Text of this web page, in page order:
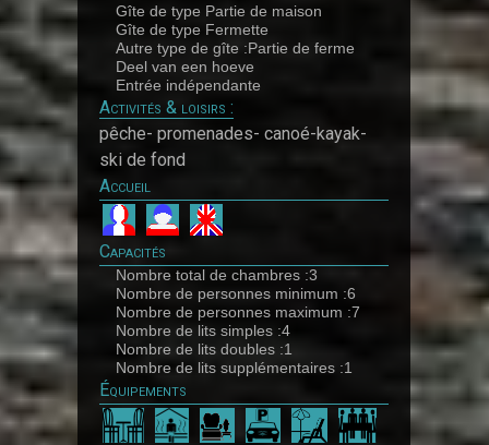
Gîte de type Partie de maison
Gîte de type Fermette
Autre type de gîte :Partie de ferme
Deel van een hoeve
Entrée indépendante
Activités & loisirs :
pêche- promenades- canoé-kayak-
ski de fond
Accueil
Capacités
Nombre total de chambres :3
Nombre de personnes minimum :6
Nombre de personnes maximum :7
Nombre de lits simples :4
Nombre de lits doubles :1
Nombre de lits supplémentaires :1
Équipements